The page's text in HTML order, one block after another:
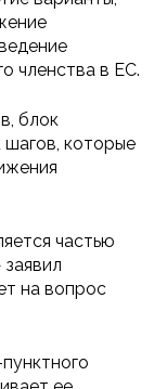
членства в ЕС.
блок
шагов, которые
частью
на вопрос